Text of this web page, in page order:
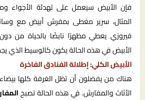
فإن الأبيض سيعمل على تهدئة الأجواء
المثال، سرير مغطى بمفرش أبيض مع
فيروزي يعطي مظهرًا نابضًا بالحياة من
الأبيض في هذه الحالة يكون كالوسيط الذي
الأبيض الكلي: إطلالة الفنادق الفاخرة
هناك من يفضلون أن تظل الغرفة كلها
الأثاث والمفارش. في هذه الحالة تصبح